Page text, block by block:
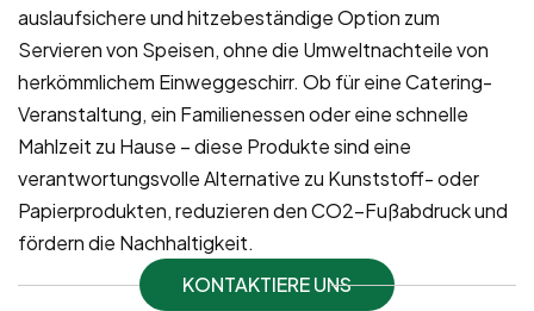
auslaufsichere und hitzebeständige Option zum
Servieren von Speisen, ohne die Umweltnachteile von
herkömmlichem Einweggeschirr. Ob für eine Catering-
Veranstaltung, ein Familienessen oder eine schnelle
Mahlzeit zu Hause – diese Produkte sind eine
verantwortungsvolle Alternative zu Kunststoff- oder
Papierprodukten, reduzieren den CO2-Fußabdruck und
fördern die Nachhaltigkeit.
KONTAKTIERE UNS